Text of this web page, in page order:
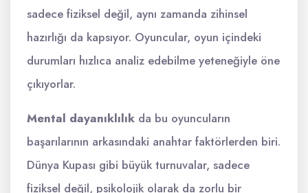
sadece fiziksel değil, aynı zamanda zihinsel
hazırlığı da kapsıyor. Oyuncular, oyun içindeki
durumları hızlıca analiz edebilme yeteneğiyle öne
çıkıyorlar.
Mental dayanıklılık da bu oyuncuların
başarılarının arkasındaki anahtar faktörlerden biri.
Dünya Kupası gibi büyük turnuvalar, sadece
fiziksel değil, psikolojik olarak da zorlu bir